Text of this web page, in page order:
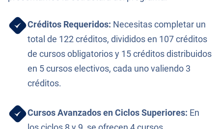
Créditos Requeridos: Necesitas completar un
total de 122 créditos, divididos en 107 créditos
de cursos obligatorios y 15 créditos distribuidos
en 5 cursos electivos, cada uno valiendo 3
créditos.
Cursos Avanzados en Ciclos Superiores: En